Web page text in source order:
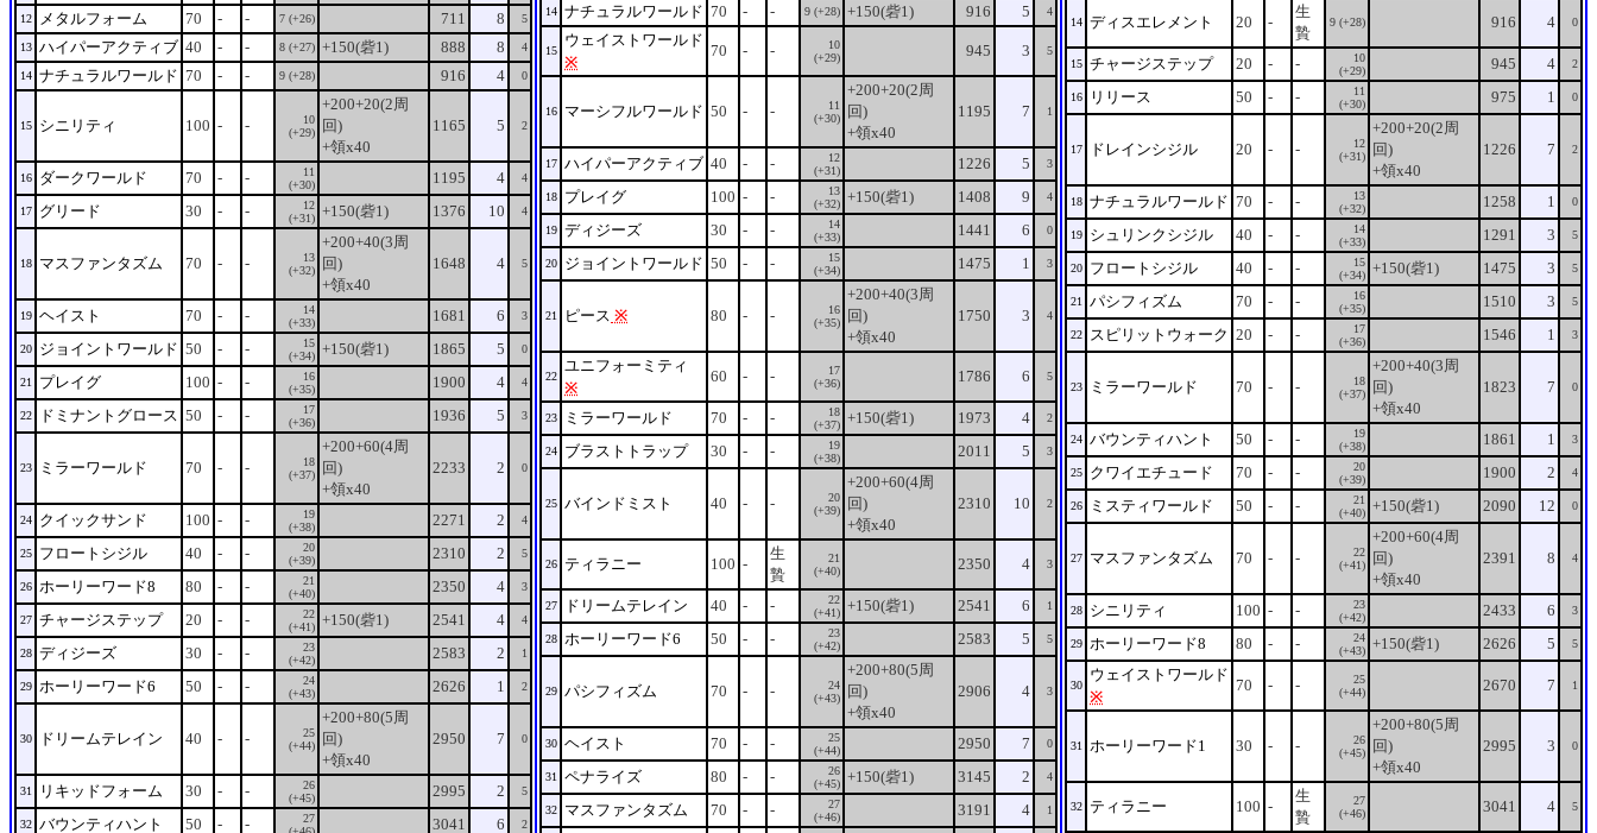
12 メタルフォーム 70 - - 7 (+26) 711 8 5
13 ハイパーアクティブ 40 - - 8 (+27) +150(砦1) 888 8 4
14 ナチュラルワールド 70 - - 9 (+28) 916 4 0
15 シニリティ 100 - -
10
(+29)
+200+20(2周
回)
+領x40
1165 5 2
16 ダークワールド 70 - -
11
(+30)
1195 4 4
17 グリード 30 - -
12
(+31) +150(砦1) 1376 10 4
18 マスファンタズム 70 - -
13
(+32)
+200+40(3周
回)
+領x40
1648 4 5
19 ヘイスト 70 - -
14
(+33)
1681 6 3
20 ジョイントワールド 50 - -
15
(+34) +150(砦1) 1865 5 0
21 プレイグ 100 - -
16
(+35)
1900 4 4
22 ドミナントグロース 50 - -
17
(+36)
1936 5 3
23 ミラーワールド 70 - -
18
(+37)
+200+60(4周
回)
+領x40
2233 2 0
24 クイックサンド 100 - -
19
(+38)
2271 2 4
25 フロートシジル 40 - -
20
(+39)
2310 2 5
26 ホーリーワード8 80 - -
21
(+40)
2350 4 3
27 チャージステップ 20 - -
22
(+41) +150(砦1) 2541 4 4
28 ディジーズ 30 - -
23
(+42)
2583 2 1
29 ホーリーワード6 50 - -
24
(+43)
2626 1 2
30 ドリームテレイン 40 - -
25
(+44)
+200+80(5周
回)
+領x40
2950 7 0
31 リキッドフォーム 30 - -
26
(+45)
2995 2 5
32 バウンティハント 50 - -
27
3041 6 2
14 ナチュラルワールド 70 - - 9 (+28) +150(砦1) 916 5 4
15
ウェイストワールド
※
70 - -
10
(+29)
945 3 5
16 マーシフルワールド 50 - -
11
(+30)
+200+20(2周
回)
+領x40
1195 7 1
17 ハイパーアクティブ 40 - -
12
(+31)
1226 5 3
18 プレイグ 100 - -
13
(+32) +150(砦1) 1408 9 4
19 ディジーズ 30 - -
14
(+33)
1441 6 0
20 ジョイントワールド 50 - -
15
(+34)
1475 1 3
21 ピース ※ 80 - -
16
(+35)
+200+40(3周
回)
+領x40
1750 3 4
22
ユニフォーミティ
※
60 - -
17
(+36)
1786 6 5
23 ミラーワールド 70 - -
18
(+37) +150(砦1) 1973 4 2
24 ブラストトラップ 30 - -
19
(+38)
2011 5 3
25 バインドミスト 40 - -
20
(+39)
+200+60(4周
回)
+領x40
2310 10 2
26 ティラニー 100 -
生
贄
21
(+40)
2350 4 3
27 ドリームテレイン 40 - -
22
(+41) +150(砦1) 2541 6 1
28 ホーリーワード6 50 - -
23
(+42)
2583 5 5
29 パシフィズム 70 - -
24
(+43)
+200+80(5周
回)
+領x40
2906 4 3
30 ヘイスト 70 - -
25
(+44)
2950 7 0
31 ペナライズ 80 - -
26
(+45) +150(砦1) 3145 2 4
32 マスファンタズム 70 - -
27
(+46)
3191 4 1
14 ディスエレメント 20 -
生
贄
9 (+28) 916 4 0
15 チャージステップ 20 - -
10
(+29)
945 4 2
16 リリース 50 - -
11
(+30)
975 1 0
17 ドレインシジル 20 - -
12
(+31)
+200+20(2周
回)
+領x40
1226 7 2
18 ナチュラルワールド 70 - -
13
(+32)
1258 1 0
19 シュリンクシジル 40 - -
14
(+33)
1291 3 5
20 フロートシジル 40 - -
15
(+34) +150(砦1) 1475 3 5
21 パシフィズム 70 - -
16
(+35)
1510 3 5
22 スピリットウォーク 20 - -
17
(+36)
1546 1 3
23 ミラーワールド 70 - -
18
(+37)
+200+40(3周
回)
+領x40
1823 7 0
24 バウンティハント 50 - -
19
(+38)
1861 1 3
25 クワイエチュード 70 - -
20
(+39)
1900 2 4
26 ミスティワールド 50 - -
21
(+40) +150(砦1) 2090 12 0
27 マスファンタズム 70 - -
22
(+41)
+200+60(4周
回)
+領x40
2391 8 4
28 シニリティ 100 - -
23
(+42)
2433 6 3
29 ホーリーワード8 80 - -
24
(+43) +150(砦1) 2626 5 5
30
ウェイストワールド
※
70 - -
25
(+44)
2670 7 1
31 ホーリーワード1 30 - -
26
(+45)
+200+80(5周
回)
+領x40
2995 3 0
32 ティラニー 100 -
生
贄
27
(+46)
3041 4 5